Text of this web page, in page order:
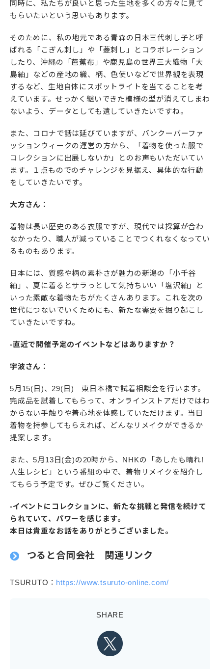
同時に、私たちが良いと思った生地を多くの方々に見て
もらいたいという思いもあります。
そのために、私の地元である青森の日本三代刺し子と呼
ばれる「こぎん刺し」や「菱刺し」とコラボレーション
したり、沖縄の「芭蕉布」や鹿児島の世界三大織物「大
島紬」などの産地の織、柄、色使いなどで世界観を表現
するなど、生地自体にスポットライトを当てることを考
えています。せっかく継いできた模様の型が消えてしまわ
ないよう、データとしても遺していきたいですね。
また、コロナで話は延びていますが、バンクーバーファ
ッションウィークの運営の方から、「着物を使った服で
コレクションに出展しないか」とのお声もいただいてい
ます。１点ものでのチャレンジを見据え、具体的な行動
をしていきたいです。
大方さん：
着物は長い歴史のある衣服ですが、現代では採算が合わ
なかったり、職人が減っていることでつくれなくなってい
るものもあります。
日本には、質感や柄の素朴さが魅力の新潟の「小千谷
紬」、夏に着るとサラっとして気持ちいい「塩沢紬」と
いった素敵な着物たちがたくさんあります。これを次の
世代につないでいくためにも、新たな需要を掘り起こし
ていきたいですね。
-直近で開催予定のイベントなどはありますか？
宇波さん：
5月15(日)、29(日) 東日本橋で試着相談会を行います。
完成品を試着してもらって、オンラインストアだけではわ
からない手触りや着心地を体感していただけます。当日
着物を持参してもらえれば、どんなリメイクができるか
提案します。
また、5月13日(金)の20時から、NHKの「あしたも晴れ!
人生レシピ」という番組の中で、着物リメイクを紹介し
てもらう予定です。ぜひご覧ください。
-イベントにコレクションに、新たな挑戦と発信を続けて
られていて、パワーを感じます。
本日は貴重なお話をありがとうございました。
つると合同会社 関連リンク
TSURUTO： https://www.tsuruto-online.com/
SHARE